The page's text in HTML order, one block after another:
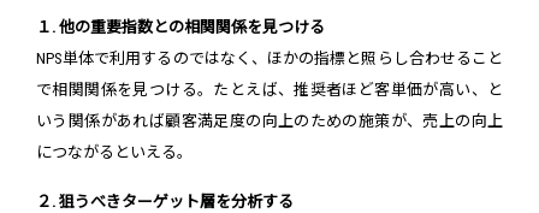
１. 他の重要指数との相関関係を見つける
NPS単体で利用するのではなく、ほかの指標と照らし合わせること
で相関関係を見つける。たとえば、推奨者ほど客単価が高い、と
いう関係があれば顧客満足度の向上のための施策が、売上の向上
につながるといえる。
２. 狙うべきターゲット層を分析する